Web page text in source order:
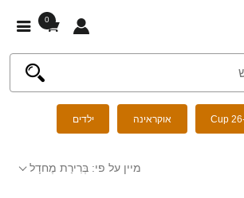
0
אוקראינה ילדים
מיין על פי: בְּרִירַת מֶחדָל